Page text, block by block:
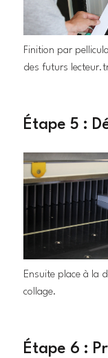
Finition par
des futurs
Étape 5 :
Ensuite place à la
collage.
Étape 6 :